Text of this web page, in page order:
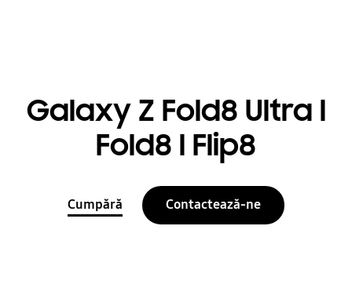
Galaxy Z Fold8 Ultra l
Fold8 l Flip8
Cumpără Contactează-ne